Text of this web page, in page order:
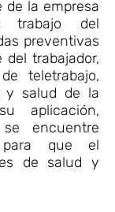
de la empresa
trabajo del
preventivas
trabajador,
teletrabajo,
y salud de la
aplicación,
encuentre
para que el
de salud y